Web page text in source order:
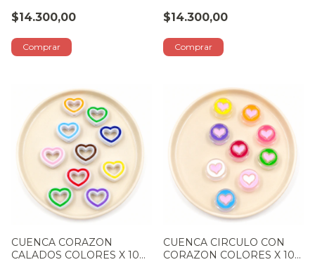
$14.300,00 $14.300,00
CUENCA CORAZON
CALADOS COLORES X 100
CUENCA CIRCULO CON
CORAZON COLORES X 100